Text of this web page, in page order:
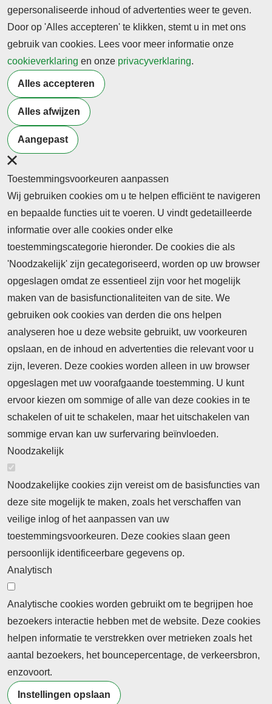
vroeg burgemeester Halsema de stad tot
wederzijds begrip rondom het conflict tussen
Israël en Hamas. Dit deed zij tijdens de thema-
avond waarbij de queer community centraal
Terug naar nieuwsoverzicht
gepersonaliseerde inhoud of advertenties weer te geven.
Door op 'Alles accepteren' te klikken, stemt u in met ons
gebruik van cookies. Lees voor meer informatie onze
cookieverklaring en onze privacyverklaring.
Alles accepteren
Alles afwijzen
Aangepast
Toestemmingsvoorkeuren aanpassen
Wij gebruiken cookies om u te helpen efficiënt te navigeren
en bepaalde functies uit te voeren. U vindt gedetailleerde
informatie over alle cookies onder elke
toestemmingscategorie hieronder. De cookies die als
'Noodzakelijk' zijn gecategoriseerd, worden op uw browser
opgeslagen omdat ze essentieel zijn voor het mogelijk
maken van de basisfunctionaliteiten van de site. We
gebruiken ook cookies van derden die ons helpen
analyseren hoe u deze website gebruikt, uw voorkeuren
opslaan, en de inhoud en advertenties die relevant voor u
zijn, leveren. Deze cookies worden alleen in uw browser
opgeslagen met uw voorafgaande toestemming. U kunt
ervoor kiezen om sommige of alle van deze cookies in te
schakelen of uit te schakelen, maar het uitschakelen van
sommige ervan kan uw surfervaring beïnvloeden.
Noodzakelijk
Noodzakelijke cookies zijn vereist om de basisfuncties van
deze site mogelijk te maken, zoals het verschaffen van
veilige inlog of het aanpassen van uw
toestemmingsvoorkeuren. Deze cookies slaan geen
persoonlijk identificeerbare gegevens op.
Analytisch
Analytische cookies worden gebruikt om te begrijpen hoe
bezoekers interactie hebben met de website. Deze cookies
helpen informatie te verstrekken over metrieken zoals het
aantal bezoekers, het bouncepercentage, de verkeersbron,
enzovoort.
Instellingen opslaan
Nieuws
Neem contact op
Algemene Leveringsvoorwaarden
Cookieverklaring
Privacyverklaring
Abonnementinformatie Inlogprocedure
Nieuws
Laatste nieuws
Meld u aan voor onze nieuwsbrief
Ontvang 2 keer per maand de nieuwsbrief met
persberichten, actualiteiten, nieuws en personalia uit het
beroepsonderwijs.